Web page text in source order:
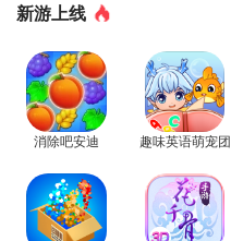
新游上线
消除吧安迪 趣味英语萌宠团